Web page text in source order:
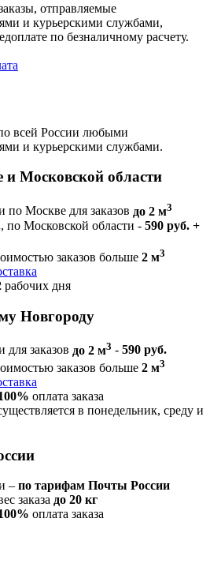
отправляемые
и курьерскими службами,
по безналичному расчету.
всей России любыми
и курьерскими службами.
и Московской области
по Москве для заказов до 2 м3
, по Московской области - 590 руб. +
заказов больше 2 м3
рабочих дня
Новгороду
для заказов до 2 м3 - 590 руб.
заказов больше 2 м3
оплата заказа
в понедельник, среду и
– по тарифам Почты России
заказа до 20 кг
оплата заказа